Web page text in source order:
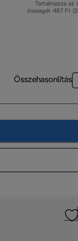
Tartalmazza az
összegét 487 Ft
Összehasonlítás